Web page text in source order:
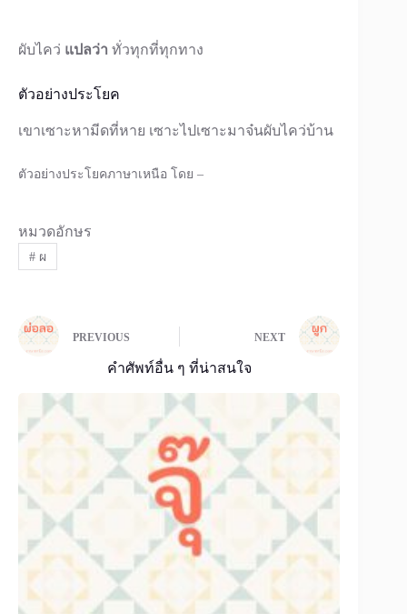
ผับไคว่ แปลว่า ทั่วทุกที่ทุกทาง
ตัวอย่างประโยค
เขาเซาะหามีดที่หาย เซาะไปเซาะมาจ๋นผับไคว่บ้าน
ตัวอย่างประโยคภาษาเหนือ โดย –
หมวดอักษร
#ผ
PREVIOUS NEXT
คำศัพท์อื่น ๆ ที่น่าสนใจ